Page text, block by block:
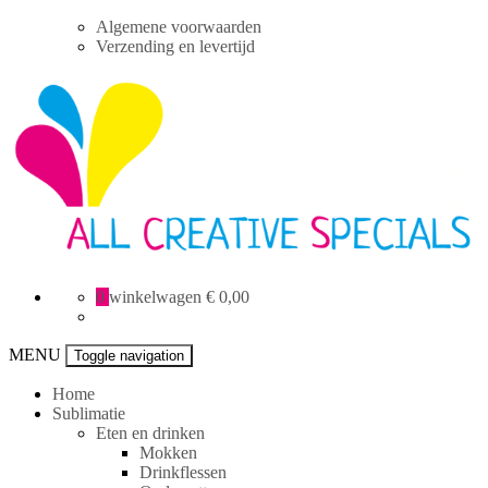
Algemene voorwaarden
Verzending en levertijd
Creative
0 winkelwagen € 0,00
MENU Toggle navigation
Home
Sublimatie
Eten en drinken
Mokken
Drinkflessen